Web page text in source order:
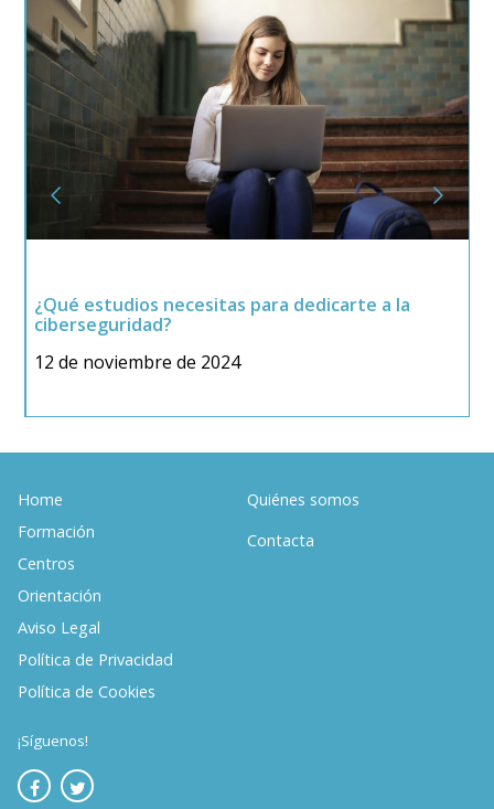
¿Qué estudios necesitas para dedicarte a la
ciberseguridad?
12 de noviembre de 2024
Home
Formación
Centros
Orientación
Aviso Legal
Política de Privacidad
Política de Cookies
Quiénes somos
Contacta
¡Síguenos!